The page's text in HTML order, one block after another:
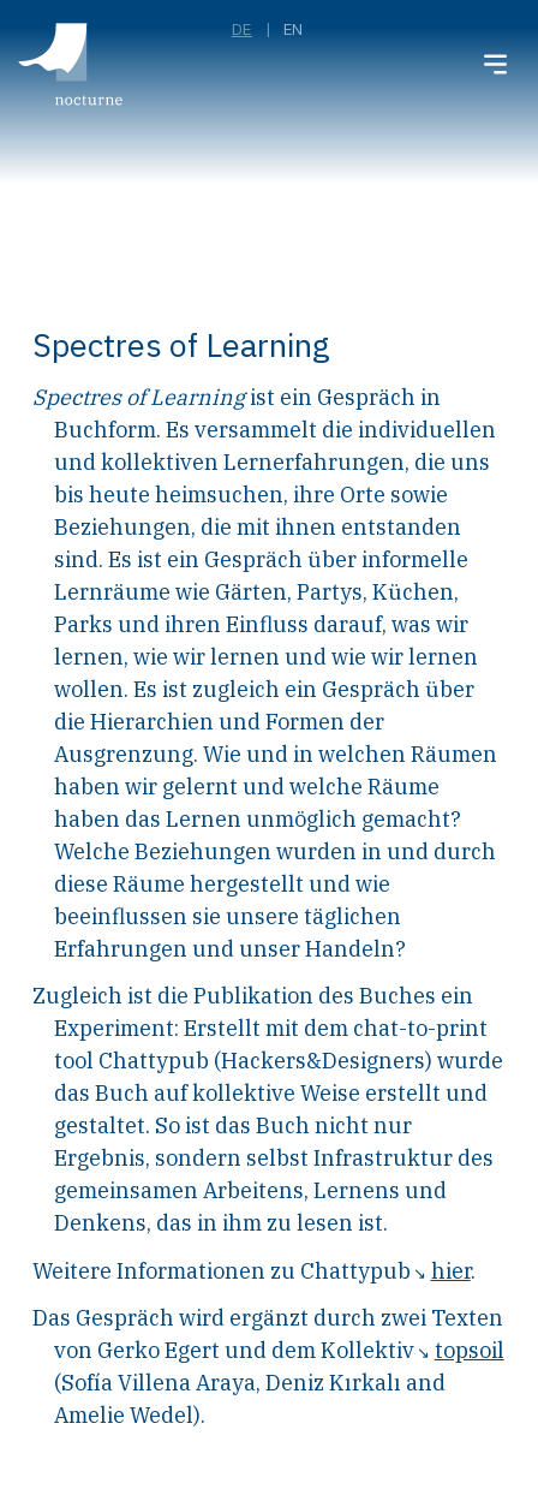
DE EN
Spectres of Learning
Spectres of Learningist ein Gespräch in
Buchform. Es versammelt die individuellen
und kollektiven Lernerfahrungen, die uns
bis heute heimsuchen, ihre Orte sowie
Beziehungen, die mit ihnen entstanden
sind. Es ist ein Gespräch über informelle
Lernräume wie Gärten, Partys, Küchen,
Parks und ihren Einfluss darauf, was wir
lernen, wie wir lernen und wie wir lernen
wollen. Es ist zugleich ein Gespräch über
die Hierarchien und Formen der
Ausgrenzung. Wie und in welchen Räumen
haben wir gelernt und welche Räume
haben das Lernen unmöglich gemacht?
Welche Beziehungen wurden in und durch
diese Räume hergestellt und wie
beeinflussen sie unsere täglichen
Erfahrungen und unser Handeln?
Zugleich ist die Publikation des Buches ein
Experiment: Erstellt mit dem chat-to-print
tool Chattypub (Hackers&Designers) wurde
das Buch auf kollektive Weise erstellt und
gestaltet. So ist das Buch nicht nur
Ergebnis, sondern selbst Infrastruktur des
gemeinsamen Arbeitens, Lernens und
Denkens, das in ihm zu lesen ist.
Weitere Informationen zu Chattypub
hier.
Das Gespräch wird ergänzt durch zwei Texten
von Gerko Egert und dem Kollektiv
topsoil
(Sofía Villena Araya, Deniz Kırkalı and
Amelie Wedel).